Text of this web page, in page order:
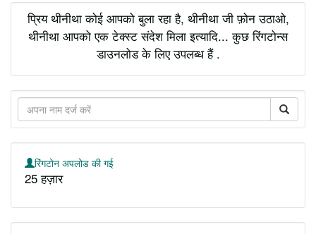
प्रिय थीनीथा कोई आपको बुला रहा है, थीनीथा जी फ़ोन उठाओ,
थीनीथा आपको एक टेक्स्ट संदेश मिला इत्यादि... कुछ रिंगटोन्स
डाउनलोड के लिए उपलब्ध हैं .
रिंगटोन अपलोड की गई
25 हज़ार